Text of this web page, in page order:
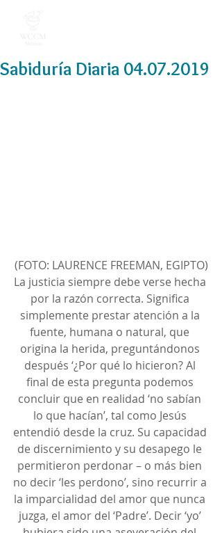
Sabiduría Diaria 04.07.2019
(FOTO: LAURENCE FREEMAN, EGIPTO)
La justicia siempre debe verse hecha
por la razón correcta. Significa
simplemente prestar atención a la
fuente, humana o natural, que
origina la herida, preguntándonos
después ‘¿Por qué lo hicieron? Al
final de esta pregunta podemos
concluir que en realidad ‘no sabían
lo que hacían’, tal como Jesús
entendió desde la cruz. Su capacidad
de discernimiento y su desapego le
permitieron perdonar – o más bien
no decir ‘les perdono’, sino recurrir a
la imparcialidad del amor que nunca
juzga, el amor del ‘Padre’. Decir ‘yo’